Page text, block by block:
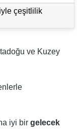
çeşitlilik
ve Kuzey
iyi bir gelecek